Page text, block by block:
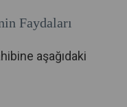
Faydaları
aşağıdaki